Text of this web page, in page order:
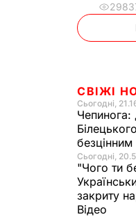
СВІЖІ
Сьогодні,
Чепинога:
безцінним
Сьогодні,
"Чого ти
закриту
Відео